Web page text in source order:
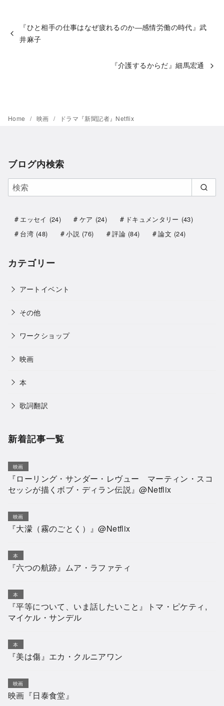
『ひと相手の仕事はなぜ疲れるのか―感情労働の時代』武
井麻子
『介護するからだ』細馬宏通
Home 映画 ドラマ『新聞記者』Netflix
ブログ内検索
エッセイ (24) ケア (24) ドキュメンタリー (43)
台湾 (48) 小説 (76) 評論 (84) 論文 (24)
カテゴリー
アートイベント
その他
ワークショップ
映画
本
歌詞翻訳
新着記事一覧
映画
『ローリング・サンダー・レヴュー マーティン・スコ
セッシが描くボブ・ディラン伝説』@Netflix
映画
『大濛（霧のごとく）』@Netflix
本
『六つの航跡』ムア・ラファティ
本
『平等について、いま話したいこと』トマ・ピケティ,
マイケル・サンデル
本
『美は傷』エカ・クルニアワン
映画
映画『日泰食堂』